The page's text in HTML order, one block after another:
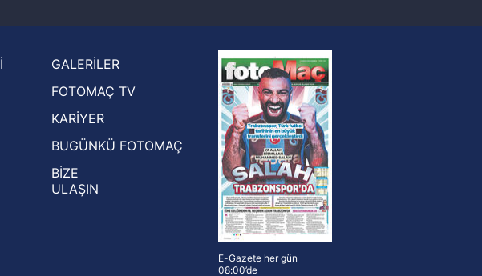
3. Ön
oldu!
Hernan Crespo, Meksika Ligi
ekiplerinden Atlas'ın yeni teknik direktörü
oldu
GALERİLER
FOTOMAÇ TV
KARİYER
BUGÜNKÜ FOTOMAÇ
BİZE
ULAŞIN
E-Gazete her gün
08:00’de